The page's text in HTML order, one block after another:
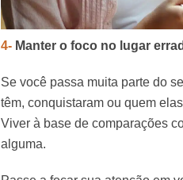
4- Manter o foco no lugar
Se você passa muita parte do
têm, conquistaram ou quem
Viver à base de comparações
alguma.